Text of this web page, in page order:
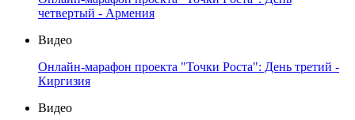
четвертый - Армения
Видео
Онлайн-марафон проекта "Точки Роста": День третий -
Киргизия
Видео